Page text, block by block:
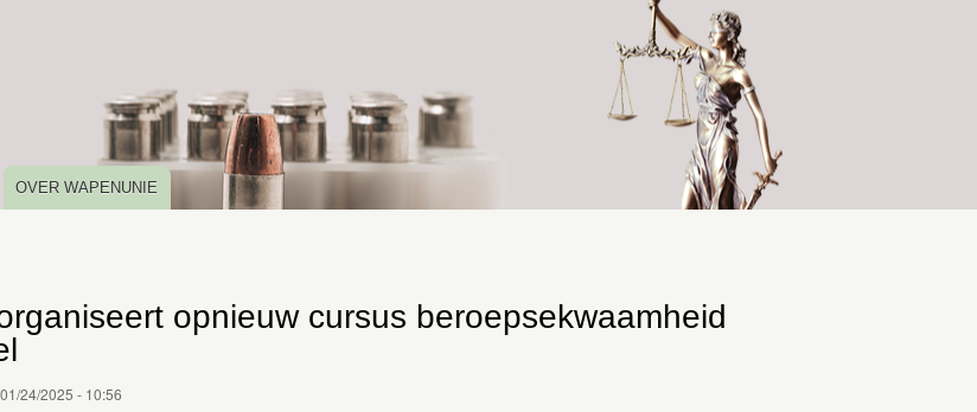
inhoud
gaan
OVER WAPENUNIE
opnieuw cursus beroepsekwaamheid
24/2025 - 10:56